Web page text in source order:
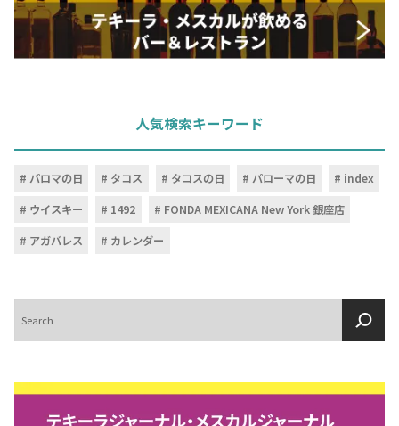
人気検索キーワード
パロマの日 タコス タコスの日 パローマの日
index
ウイスキー
1492
FONDA MEXICANA New York 銀座店
アガバレス
カレンダー
索